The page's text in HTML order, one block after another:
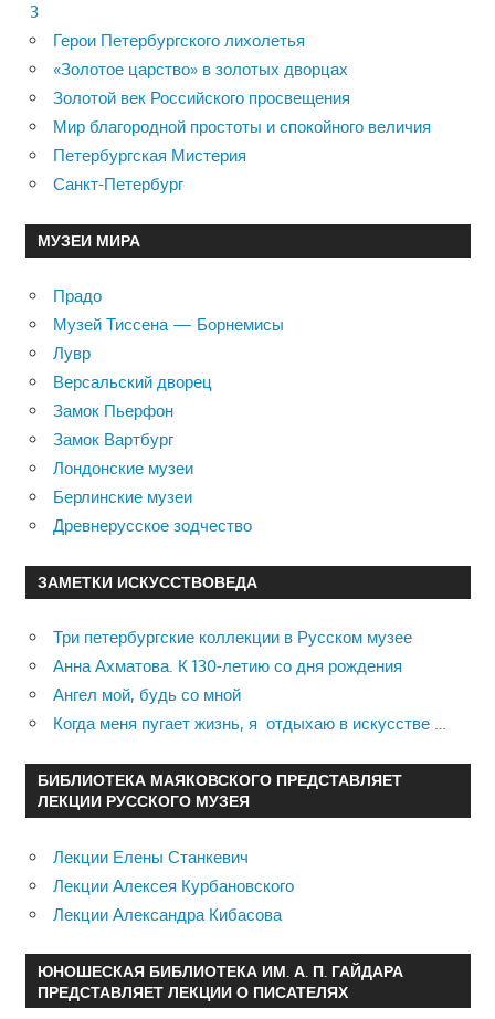
3
Герои Петербургского лихолетья
«Золотое царство» в золотых дворцах
Золотой век Российского просвещения
Мир благородной простоты и спокойного величия
Петербургская Мистерия
Санкт-Петербург
МУЗЕИ МИРА
Прадо
Музей Тиссена — Борнемисы
Лувр
Версальский дворец
Замок Пьерфон
Замок Вартбург
Лондонские музеи
Берлинские музеи
Древнерусское зодчество
ЗАМЕТКИ ИСКУССТВОВЕДА
Три петербургские коллекции в Русском музее
Анна Ахматова. К 130-летию со дня рождения
Ангел мой, будь со мной
Когда меня пугает жизнь, я отдыхаю в искусстве …
БИБЛИОТЕКА МАЯКОВСКОГО ПРЕДСТАВЛЯЕТ
ЛЕКЦИИ РУССКОГО МУЗЕЯ
Лекции Елены Станкевич
Лекции Алексея Курбановского
Лекции Александра Кибасова
ЮНОШЕСКАЯ БИБЛИОТЕКА ИМ. А. П. ГАЙДАРА
ПРЕДСТАВЛЯЕТ ЛЕКЦИИ О ПИСАТЕЛЯХ